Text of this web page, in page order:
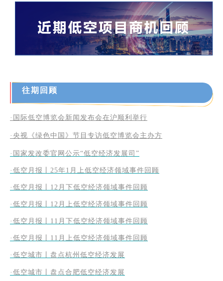
往期回顾
·国际低空博览会新闻发布会在沪顺利举行
·央视《绿色中国》节目专访低空博览会主办方
·国家发改委官网公示“低空经济发展司”
·低空月报丨25年1月上低空经济领域事件回顾
·低空月报丨12月下低空经济领域事件回顾
·低空月报丨12月上低空经济领域事件回顾
·低空月报丨11月下低空经济领域事件回顾
·低空月报丨11月上低空经济领域事件回顾
·低空城市丨盘点杭州低空经济发展
·低空城市丨盘点合肥低空经济发展